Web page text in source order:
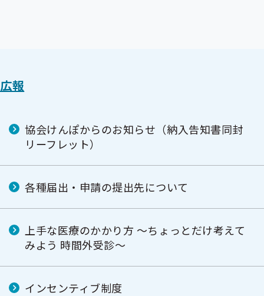
広報
協会けんぽからのお知らせ（納入告知書同封
リーフレット）
各種届出・申請の提出先について
上手な医療のかかり方 ～ちょっとだけ考えて
みよう 時間外受診～
インセンティブ制度